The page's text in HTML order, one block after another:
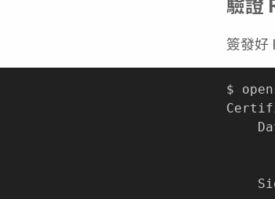
簽發好
$